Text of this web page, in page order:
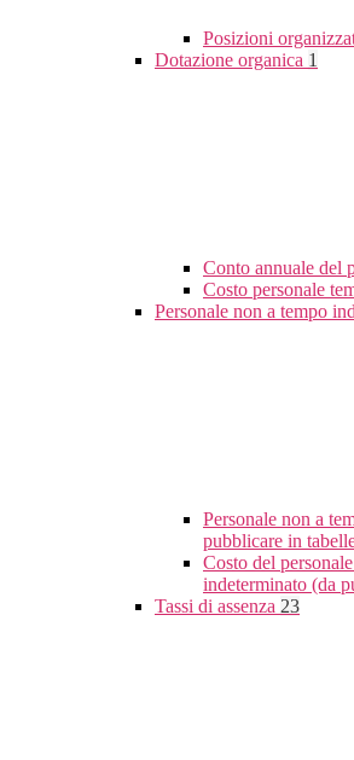
Posizioni
Dotazione organica 1
Conto annuale del
Costo personale
Personale non a tempo
Personale non a
pubblicare in
Costo del
indeterminato (da
Tassi di assenza 23